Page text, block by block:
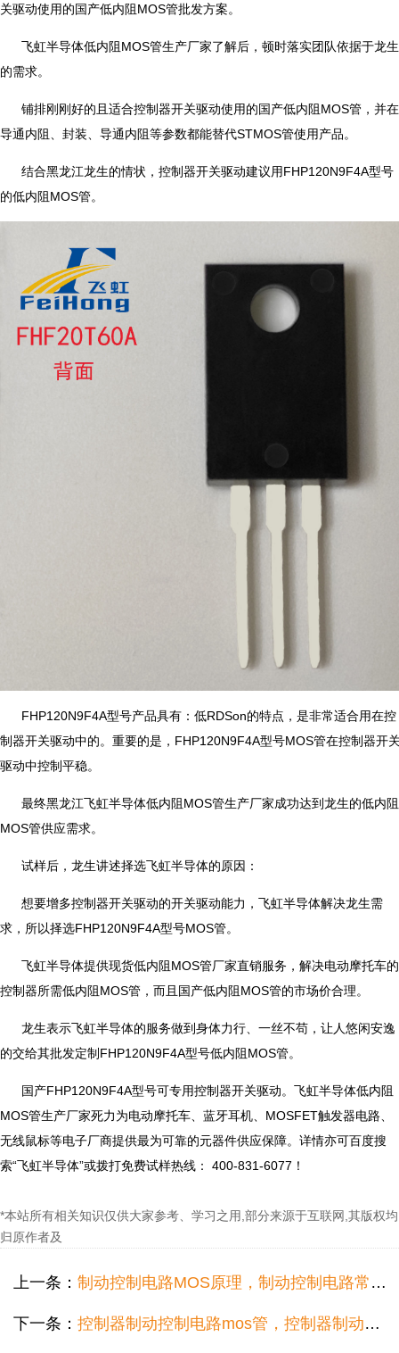
关驱动使用的国产低内阻MOS管批发方案。
飞虹半导体低内阻MOS管生产厂家了解后，顿时落实团队依据于龙生
的需求。
铺排刚刚好的且适合控制器开关驱动使用的国产低内阻MOS管，并在
导通内阻、封装、导通内阻等参数都能替代STMOS管使用产品。
结合黑龙江龙生的情状，控制器开关驱动建议用FHP120N9F4A型号
的低内阻MOS管。
FHP120N9F4A型号产品具有：低RDSon的特点，是非常适合用在控
制器开关驱动中的。重要的是，FHP120N9F4A型号MOS管在控制器开
驱动中控制平稳。
最终黑龙江飞虹半导体低内阻MOS管生产厂家成功达到龙生的低内阻
MOS管供应需求。
试样后，龙生讲述择选飞虹半导体的原因：
想要增多控制器开关驱动的开关驱动能力，飞虹半导体解决龙生需
求，所以择选FHP120N9F4A型号MOS管。
飞虹半导体提供现货低内阻MOS管厂家直销服务，解决电动摩托车的
控制器所需低内阻MOS管，而且国产低内阻MOS管的市场价合理。
龙生表示飞虹半导体的服务做到身体力行、一丝不苟，让人悠闲安逸
的交给其批发定制FHP120N9F4A型号低内阻MOS管。
国产FHP120N9F4A型号可专用控制器开关驱动。飞虹半导体低内阻
MOS管生产厂家死力为电动摩托车、蓝牙耳机、MOSFET触发器电路、
无线鼠标等电子厂商提供最为可靠的元器件供应保障。详情亦可百度搜
索“飞虹半导体”或拨打免费试样热线： 400-831-6077！
*本站所有相关知识仅供大家参考、学习之用,部分来源于互联网,其版权均
归原作者及
上一条： 制动控制电路MOS原理，制动控制电路常用超低内阻MOS制造商哪家好？
下一条： 控制器制动控制电路mos管，控制器制动控制电路低压mos管现货哪家好？